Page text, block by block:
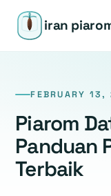
iran
FEBRUARY 13,
Piarom
Panduan
Terbaik